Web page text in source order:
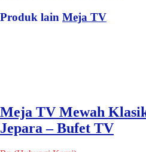
Produk lain Meja TV
Meja TV Mewah
Jepara – Bufet TV